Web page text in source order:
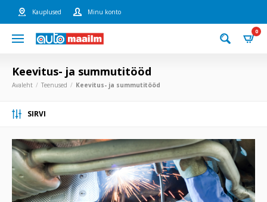
Kauplused Minu konto
0
Keevitus- ja summutitööd
Avaleht Teenused Keevitus- ja summutitööd
SIRVI